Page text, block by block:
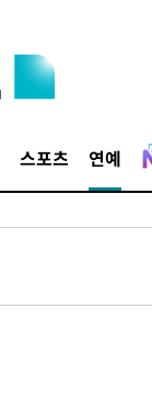
스포츠 연예